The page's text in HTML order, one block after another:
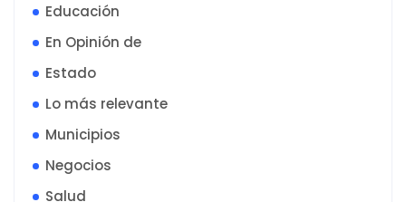
Educación
En Opinión de
Estado
Lo más relevante
Municipios
Negocios
Salud